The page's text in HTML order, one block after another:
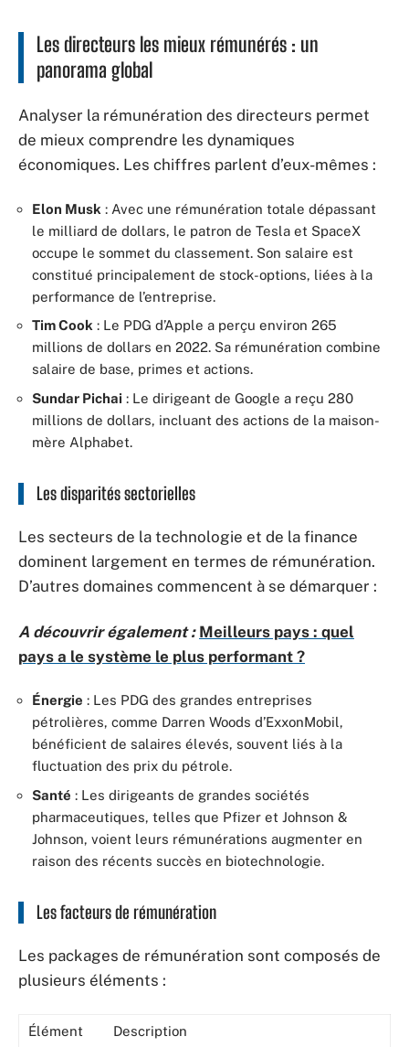
Les directeurs les mieux rémunérés : un
panorama global
Analyser la rémunération des directeurs permet
de mieux comprendre les dynamiques
économiques. Les chiffres parlent d’eux-mêmes :
Elon Musk : Avec une rémunération totale dépassant
le milliard de dollars, le patron de Tesla et SpaceX
occupe le sommet du classement. Son salaire est
constitué principalement de stock-options, liées à la
performance de l’entreprise.
Tim Cook : Le PDG d’Apple a perçu environ 265
millions de dollars en 2022. Sa rémunération combine
salaire de base, primes et actions.
Sundar Pichai : Le dirigeant de Google a reçu 280
millions de dollars, incluant des actions de la maison-
mère Alphabet.
Les disparités sectorielles
Les secteurs de la technologie et de la finance
dominent largement en termes de rémunération.
D’autres domaines commencent à se démarquer :
A découvrir également : Meilleurs pays : quel
pays a le système le plus performant ?
Énergie : Les PDG des grandes entreprises
pétrolières, comme Darren Woods d’ExxonMobil,
bénéficient de salaires élevés, souvent liés à la
fluctuation des prix du pétrole.
Santé : Les dirigeants de grandes sociétés
pharmaceutiques, telles que Pfizer et Johnson &
Johnson, voient leurs rémunérations augmenter en
raison des récents succès en biotechnologie.
Les facteurs de rémunération
Les packages de rémunération sont composés de
plusieurs éléments :
Élément Description